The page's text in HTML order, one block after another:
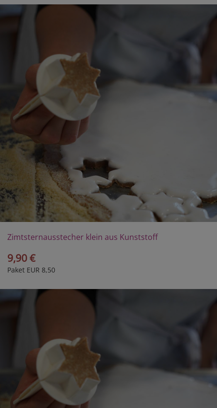
Zimtsternausstecher klein aus Kunststoff
9,90 €
Paket EUR 8,50